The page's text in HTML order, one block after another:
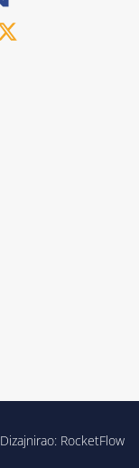
Dizajnirao: RocketFlow